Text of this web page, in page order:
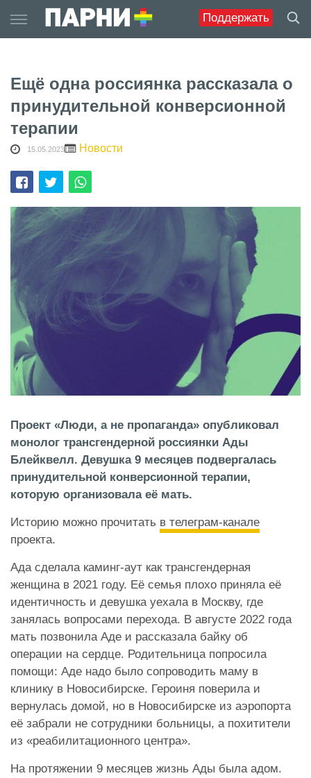
Поддержать
to
content
Ещё одна россиянка рассказала о
принудительной конверсионной
терапии
15.05.2023 Новости
Проект «Люди, а не пропаганда» опубликовал
монолог трансгендерной россиянки Ады
Блейквелл. Девушка 9 месяцев подвергалась
принудительной конверсионной терапии,
которую организовала её мать.
Историю можно прочитать в телеграм-канале
проекта.
Ада сделала каминг-аут как трансгендерная
женщина в 2021 году. Её семья плохо приняла её
идентичность и девушка уехала в Москву, где
занялась вопросами перехода. В августе 2022 года
мать позвонила Аде и рассказала байку об
операции на сердце. Родительница попросила
помощи: Аде надо было сопроводить маму в
клинику в Новосибирске. Героиня поверила и
вернулась домой, но в Новосибирске из аэропорта
её забрали не сотрудники больницы, а похитители
из «реабилитационного центра».
На протяжении 9 месяцев жизнь Ады была адом.